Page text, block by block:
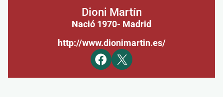
Dioni Martín
Nació 1970- Madrid
http://www.dionimartin.es/